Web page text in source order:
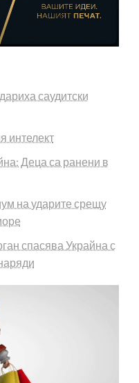
саудитски
интелект
Деца са ранени в
на ударите срещу
спасява Украйна с